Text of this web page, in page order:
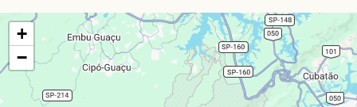
+
−